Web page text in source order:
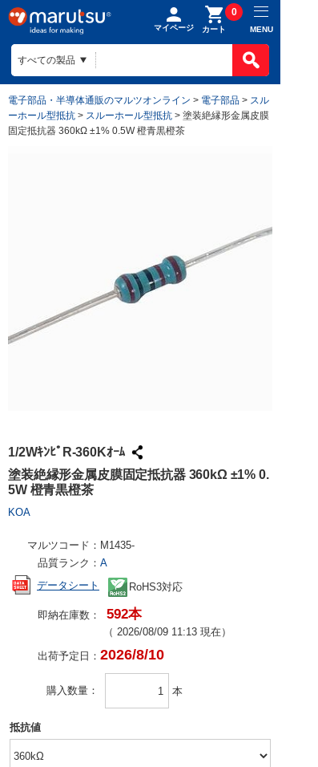
マイページ カート
0
MENU
電子部品・半導体通販のマルツオンライン > 電子部品 > スル
ーホール型抵抗 > スルーホール型抵抗 > 塗装絶縁形金属皮膜
固定抵抗器 360kΩ ±1% 0.5W 橙青黒橙茶
1/2WｷﾝﾋﾟR-360Kｵｰﾑ
塗装絶縁形金属皮膜固定抵抗器 360kΩ ±1% 0.
5W 橙青黒橙茶
KOA
マルツコード： M1435-
品質ランク： A
データシート
RoHS3対応
即納在庫数： 592本
（ 2026/08/09 11:13 現在）
出荷予定日： 2026/8/10
購入数量 本
抵抗値